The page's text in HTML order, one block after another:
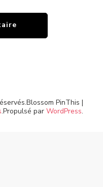
Blossom PinThis |
.Propulsé par WordPress.